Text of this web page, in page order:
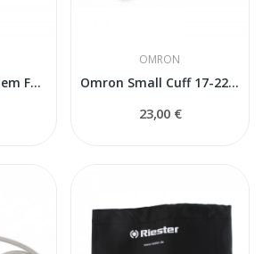
Manžete Omron Hem FL31Intelli 22-42 cm...
OMRON
Omron Small Cuff 17-22 cm manšete
23,00 €